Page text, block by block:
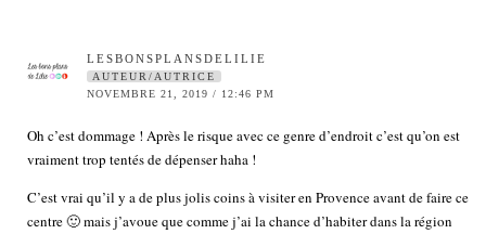
LESBONSPLANSDELILIE
AUTEUR/AUTRICE
NOVEMBRE 21, 2019 / 12:46 PM
Oh c’est dommage ! Après le risque avec ce genre d’endroit c’est qu’on est
vraiment trop tentés de dépenser haha !
C’est vrai qu’il y a de plus jolis coins à visiter en Provence avant de faire ce
centre 🙂 mais j’avoue que comme j’ai la chance d’habiter dans la région